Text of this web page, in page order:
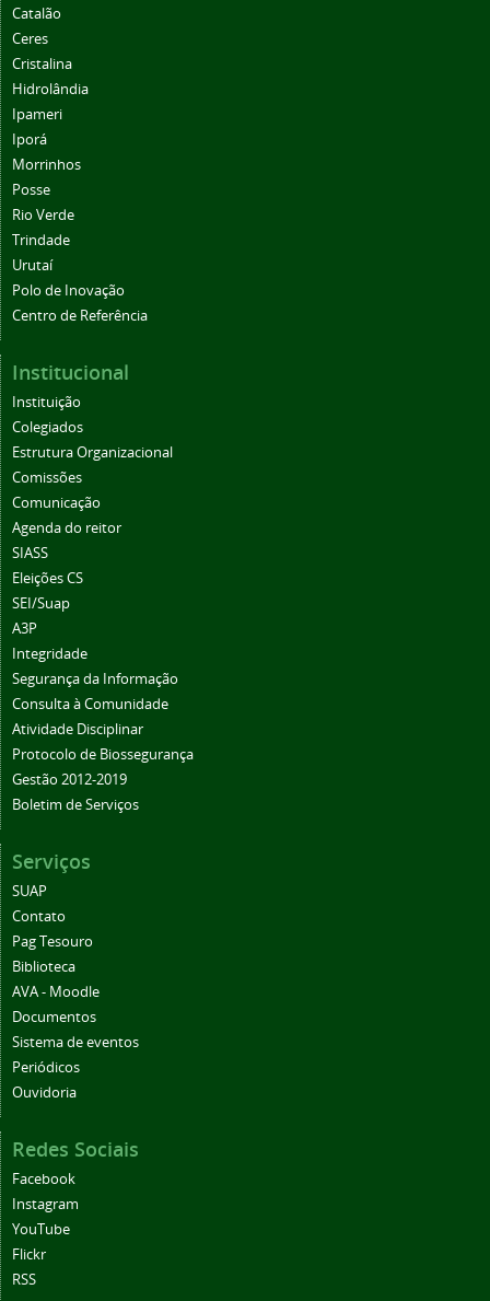
Catalão
Ceres
Cristalina
Hidrolândia
Ipameri
Iporá
Morrinhos
Posse
Rio Verde
Trindade
Urutaí
Polo de Inovação
Centro de Referência
Institucional
Instituição
Colegiados
Estrutura Organizacional
Comissões
Comunicação
Agenda do reitor
SIASS
Eleições CS
SEI/Suap
A3P
Integridade
Segurança da Informação
Consulta à Comunidade
Atividade Disciplinar
Protocolo de Biossegurança
Gestão 2012-2019
Boletim de Serviços
Serviços
SUAP
Contato
Pag Tesouro
Biblioteca
AVA - Moodle
Documentos
Sistema de eventos
Periódicos
Ouvidoria
Redes Sociais
Facebook
Instagram
YouTube
Flickr
RSS